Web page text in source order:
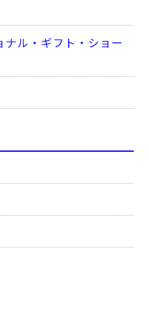
ル・ギフト・ショー